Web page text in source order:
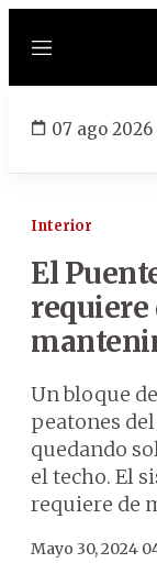
Menú
07 ago 2026
Interior
El
requiere
Un bloque
peatones
quedando
el techo. El
requiere de
Mayo 30, 2024